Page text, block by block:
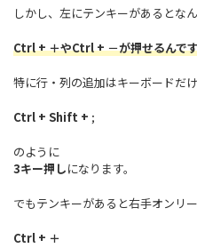
しかし、左にテンキーがあるとな
Ctrl + ＋やCtrl + －が押せるんで
特に行・列の追加はキーボードだ
Ctrl + Shift + ;
のように
3キー押しになります。
でもテンキーがあると右手オンリ
Ctrl + ＋